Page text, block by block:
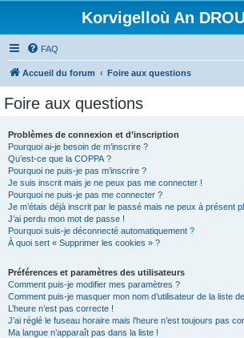
Korvigelloù An
FAQ
Accueil du forum Foire aux questions
Foire aux questions
Problèmes de connexion et d’inscription
Pourquoi ai-je besoin de m’inscrire ?
Qu’est-ce que la COPPA ?
Pourquoi ne puis-je pas m’inscrire ?
Je suis inscrit mais je ne peux pas me connecter !
Pourquoi ne puis-je pas me connecter ?
Je m’étais déjà inscrit par le passé mais ne peux à présent
J’ai perdu mon mot de passe !
Pourquoi suis-je déconnecté automatiquement ?
À quoi sert « Supprimer les cookies » ?
Préférences et paramètres des utilisateurs
Comment puis-je modifier mes paramètres ?
Comment puis-je masquer mon nom d’utilisateur de la liste
L’heure n’est pas correcte !
J’ai réglé le fuseau horaire mais l’heure n’est toujours pas
Ma langue n’apparaît pas dans la liste !